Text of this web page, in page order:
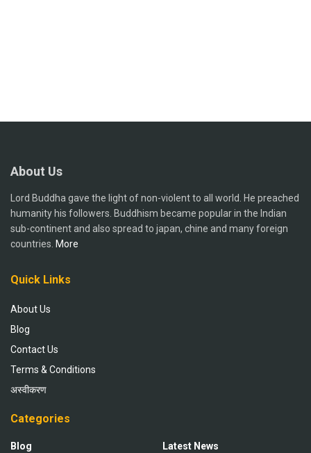
About Us
Lord Buddha gave the light of non-violent to all world. He preached
humanity his followers. Buddhism became popular in the Indian
sub-continent and also spread to japan, chine and many foreign
countries. More
Quick Links
About Us
Blog
Contact Us
Terms & Conditions
अस्वीकरण
Categories
Blog
Latest News